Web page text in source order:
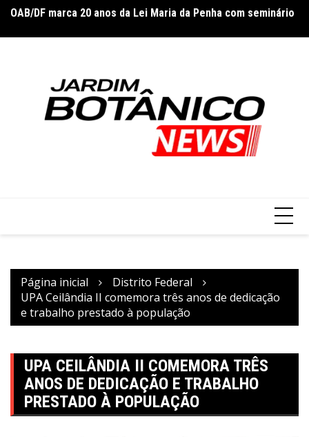
para
o
OAB/DF marca 20 anos da Lei Maria da Penha com seminário
Página inicial
Distrito Federal
UPA Ceilândia II comemora três anos de dedicação
e trabalho prestado à população
UPA CEILÂNDIA II COMEMORA TRÊS
ANOS DE DEDICAÇÃO E TRABALHO
PRESTADO À POPULAÇÃO